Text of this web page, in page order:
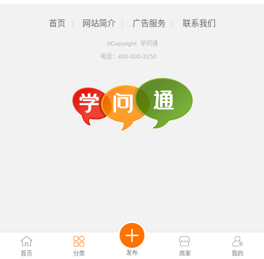
首页 分类 发布 商家 我的
首页 网站简介 广告服务 联系我们
©Copyright 学问通
电话： 400-000-3150